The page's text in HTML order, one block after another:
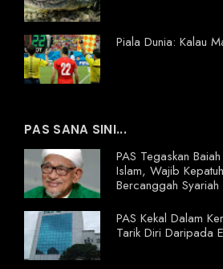
Piala Dunia: Kalau
PAS SANA SINI...
PAS Tegaskan
Islam, Wajib
Bercanggah Syariah
PAS Kekal Dalam
Tarik Diri Daripada